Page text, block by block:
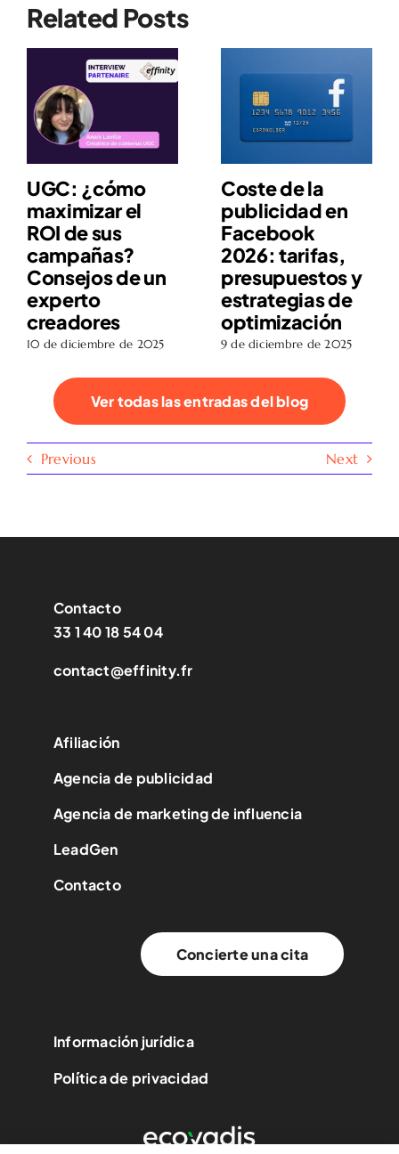
Related Posts
UGC: ¿cómo
maximizar el
ROI de sus
campañas?
Consejos de un
experto
creadores
10 de diciembre de 2025
Coste de la
publicidad en
Facebook
2026: tarifas,
presupuestos y
estrategias de
optimización
9 de diciembre de 2025
Ver todas las entradas del blog
Previous Next
Contacto
33 1 40 18 54 04
contact@effinity.fr
Afiliación
Agencia de publicidad
Agencia de marketing de influencia
LeadGen
Contacto
Concierte una cita
Información jurídica
Política de privacidad